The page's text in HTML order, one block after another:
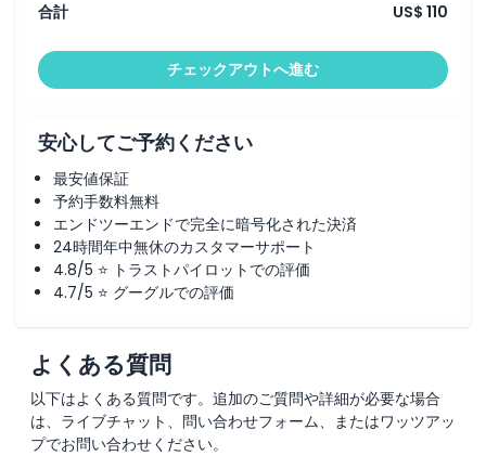
アンリミテッド・バイキングによるセントラルパーク自転車ツ
RiseNY（没入型体験） ゴーシティ
マディソン・スクエア・ガーデン ツアー体験 ゴーシティ
ティ
ブルックリンのクリスマスライト徒歩ツアー ゴーシティ
ブロンクス、ブルックリン、クイーンズのNYCバスツアー ゴ
ーシティ
ニューヨークの主要30以上の観光スポット徒歩ツアー ゴーシ
ティ
セックス博物館（ニューヨーク）
ハーバーライトクルーズ：サークルライン観光
ニューヨーク・ヤンキースの試合チケット
ヤンキー・スタジアム クラシックツアー
完璧なピクニック
ラジオシティ・ミュージックホール ツアー体験
Escape Virtuality 3 3つのVR体験
NYCテレビ＆映画バスツアー
セント・パトリック大聖堂 エクスプレス入場ツアー
アーテックハウス ニューヨーク
合計 US$ 110
チェックアウトへ進む
安心してご予約ください
最安値保証
予約手数料無料
エンドツーエンドで完全に暗号化された決済
24時間年中無休のカスタマーサポート
4.8/5 ⭐ トラストパイロットでの評価
4.7/5 ⭐ グーグルでの評価
よくある質問
以下はよくある質問です。追加のご質問や詳細が必要な場合
は、ライブチャット、問い合わせフォーム、またはワッツアッ
プでお問い合わせください。